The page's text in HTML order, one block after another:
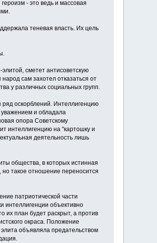
- это ведь и массовая
теневая власть. Их цель
сметет антисоветскую
сам захотел отказаться от
у различных социальных групп.
оскорблений. Интеллигенцию
и обладала
опора Советскому
интеллигенцию на "картошку и
деятельность лишь
общества, в которых истинная
такое отношение переносится
патриотической части
интеллигенции объективно
их план будет раскрыт, а против
окраса. Положение
объявляла предательством